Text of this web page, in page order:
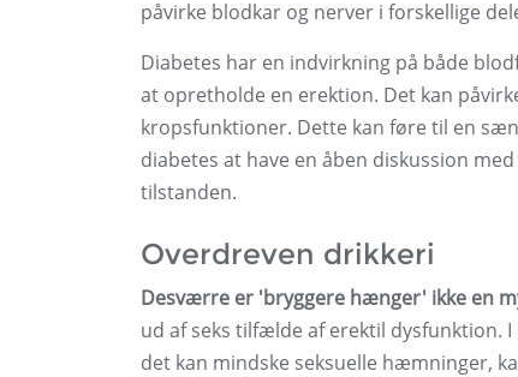
påvirke blodkar og nerver i forskellige
Diabetes har en indvirkning på både
at opretholde en erektion. Det kan
kropsfunktioner. Dette kan føre til en
diabetes at have en åben diskussion
tilstanden.
Overdreven drikkeri
Desværre er 'bryggere hænger' ikke en
ud af seks tilfælde af erektil
det kan mindske seksuelle hæmninger,